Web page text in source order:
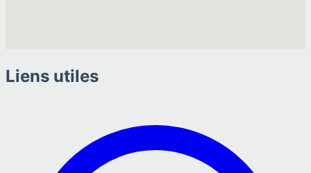
Liens utiles